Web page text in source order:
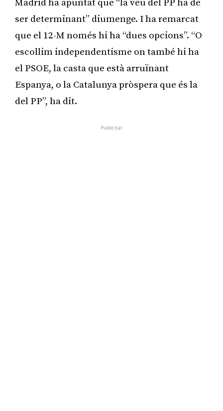
Madrid ha apuntat que “la veu del PP ha de
ser determinant” diumenge. I ha remarcat
que el 12-M només hi ha “dues opcions”. “O
escollim independentisme on també hi ha
el PSOE, la casta que està arruïnant
Espanya, o la Catalunya pròspera que és la
del PP”, ha dit.
Publicitat